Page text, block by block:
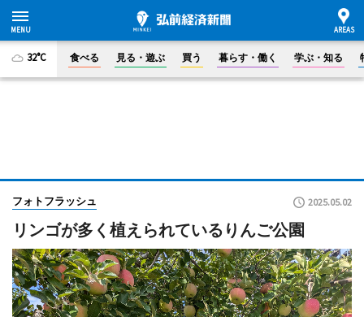
32°C 食べる 見る・遊ぶ 買う 暮らす・働く 学ぶ・知る
フォトフラッシュ 2025.05.02
リンゴが多く植えられているりんご公園